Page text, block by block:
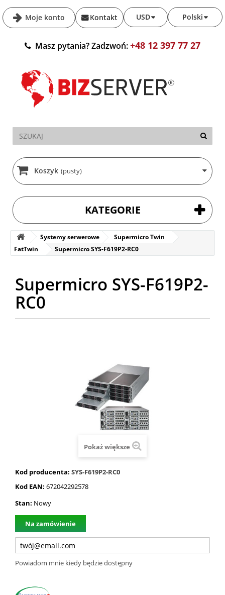
Moje konto Polski
USD
Kontakt
Masz pytania? Zadzwoń:+48 12 397 77 27
Koszyk (pusty)
KATEGORIE
Systemy serwerowe
Supermicro Twin
FatTwin
Supermicro SYS-F619P2-RC0
Supermicro SYS-F619P2-
RC0
Pokaż większe
Kod producenta: SYS-F619P2-RC0
Kod EAN: 672042292578
Stan: Nowy
Na zamówienie
Powiadom mnie kiedy będzie dostępny